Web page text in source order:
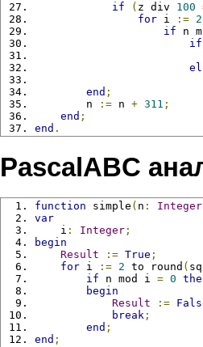
if
( z div 100
for i := 2
if n
if
end ;
        n
:= n + 311 ;
end ;
end .
PascalABC
function simple ( n : Integer
var
    i
: Integer ;
begin
Result
:= True ;
for i := 2 to round (
if n mod i = 0
begin
Result
:=
break ;
end ;
end ;